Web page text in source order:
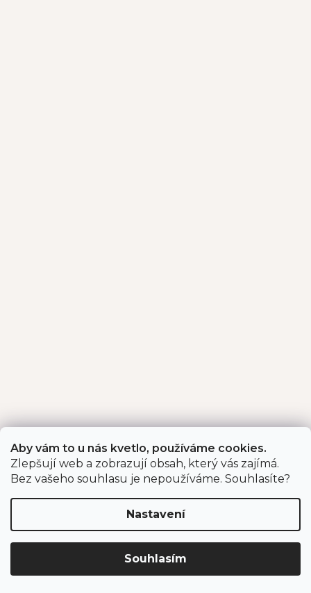
Aby vám to u nás kvetlo, používáme cookies.
Zlepšují web a zobrazují obsah, který vás zajímá.
Bez vašeho souhlasu je nepoužíváme. Souhlasíte?
Nastavení
Souhlasím